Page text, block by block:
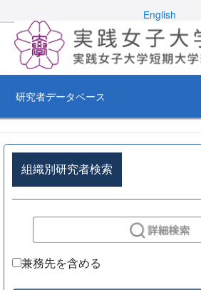
English
研究者データベース
組織別研究者検索
兼務先を含める